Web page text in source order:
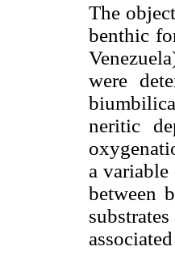
The
benthic
were
neritic
a
between